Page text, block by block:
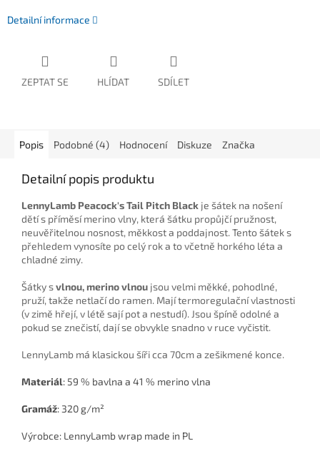
Detailní informace
ZEPTAT SE HLÍDAT SDÍLET
Popis Podobné (4) Hodnocení Diskuze Značka
Detailní popis produktu
LennyLamb Peacock's Tail Pitch Black je šátek na nošení
dětí s příměsí merino vlny, která šátku propůjčí pružnost,
neuvěřitelnou nosnost, měkkost a poddajnost. Tento šátek s
přehledem vynosíte po celý rok a to včetně horkého léta a
chladné zimy.
Šátky svlnou, merino vlnou jsou velmi měkké, pohodlné,
pruží, takže netlačí do ramen. Mají termoregulační vlastnosti
(v zimě hřejí, v létě sají pot a nestudí). Jsou špíně odolné a
pokud se znečistí, dají se obvykle snadno v ruce vyčistit.
LennyLamb má klasickou šíři cca 70cm a zešikmené konce.
Materiál: 59 % bavlna a 41 % merino vlna
Gramáž: 320 g/m²
Výrobce: LennyLamb wrap made in PL